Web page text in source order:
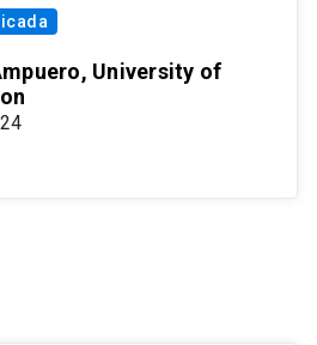
University of